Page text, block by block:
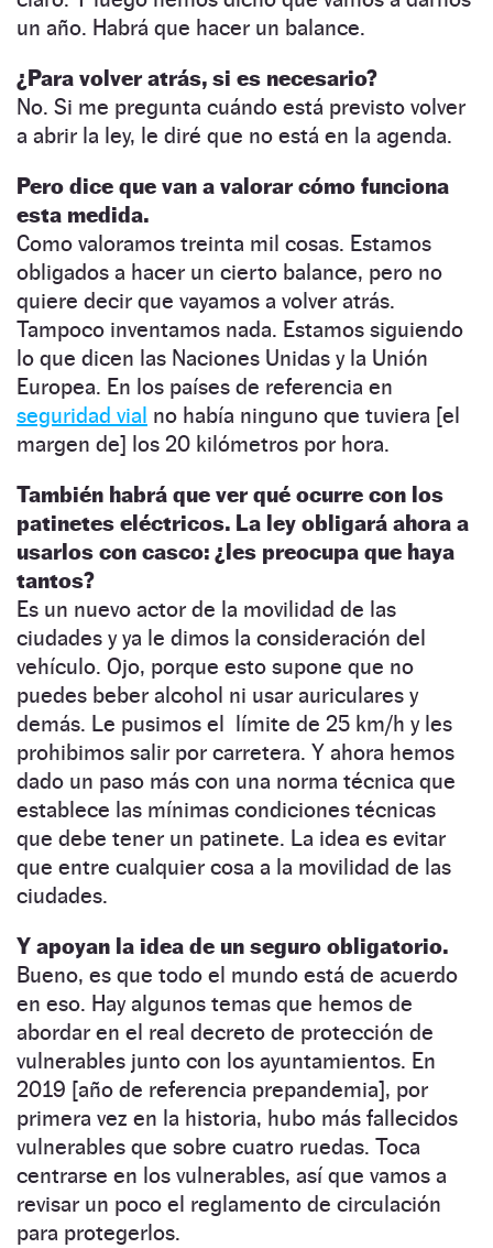
un año. Habrá que hacer un balance.
¿Para volver atrás, si es necesario?
No. Si me pregunta cuándo está previsto volver
a abrir la ley, le diré que no está en la agenda.
Pero dice que van a valorar cómo funciona
esta medida.
Como valoramos treinta mil cosas. Estamos
obligados a hacer un cierto balance, pero no
quiere decir que vayamos a volver atrás.
Tampoco inventamos nada. Estamos siguiendo
lo que dicen las Naciones Unidas y la Unión
Europea. En los países de referencia en
seguridad vial no había ninguno que tuviera [el
margen de] los 20 kilómetros por hora.
También habrá que ver qué ocurre con los
patinetes eléctricos. La ley obligará ahora a
usarlos con casco: ¿les preocupa que haya
tantos?
Es un nuevo actor de la movilidad de las
ciudades y ya le dimos la consideración del
vehículo. Ojo, porque esto supone que no
puedes beber alcohol ni usar auriculares y
demás. Le pusimos el límite de 25 km/h y les
prohibimos salir por carretera. Y ahora hemos
dado un paso más con una norma técnica que
establece las mínimas condiciones técnicas
que debe tener un patinete. La idea es evitar
que entre cualquier cosa a la movilidad de las
ciudades.
Y apoyan la idea de un seguro obligatorio.
Bueno, es que todo el mundo está de acuerdo
en eso. Hay algunos temas que hemos de
abordar en el real decreto de protección de
vulnerables junto con los ayuntamientos. En
2019 [año de referencia prepandemia], por
primera vez en la historia, hubo más fallecidos
vulnerables que sobre cuatro ruedas. Toca
centrarse en los vulnerables, así que vamos a
revisar un poco el reglamento de circulación
para protegerlos.